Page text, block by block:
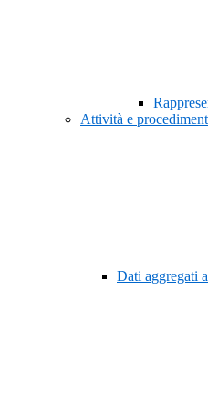
Attività e
Dati aggregati